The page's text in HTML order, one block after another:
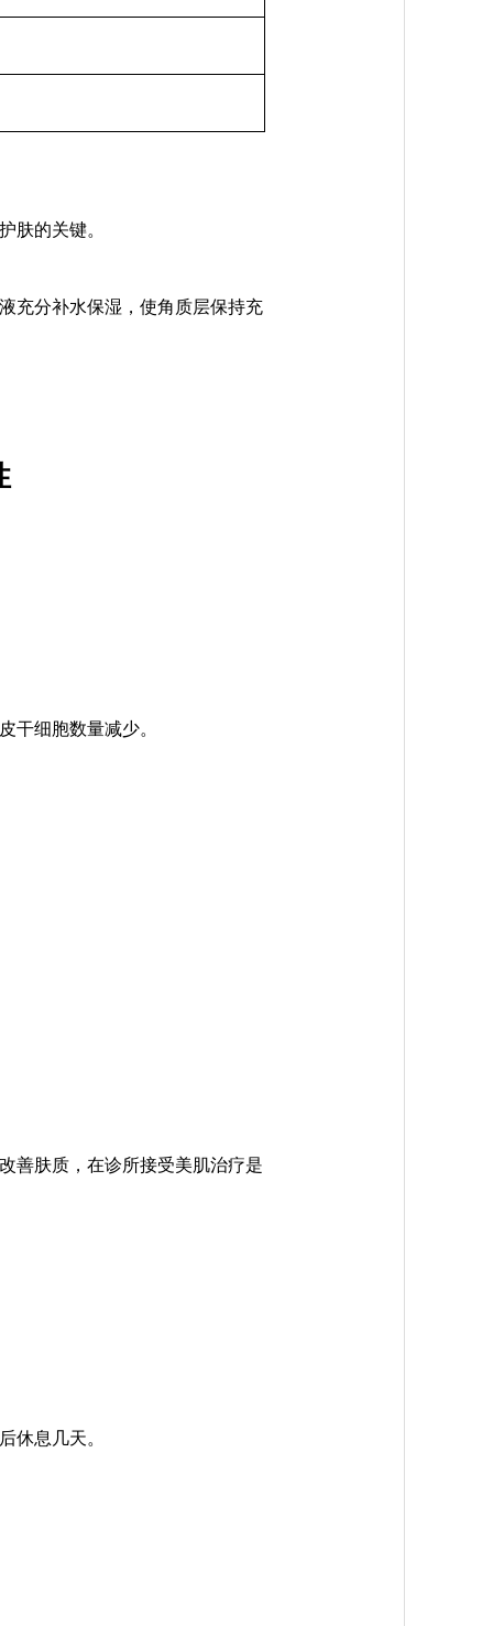
肤的关键。
充分补水保湿，使角质层保持充
干细胞数量减少。
善肤质，在诊所接受美肌治疗是
休息几天。